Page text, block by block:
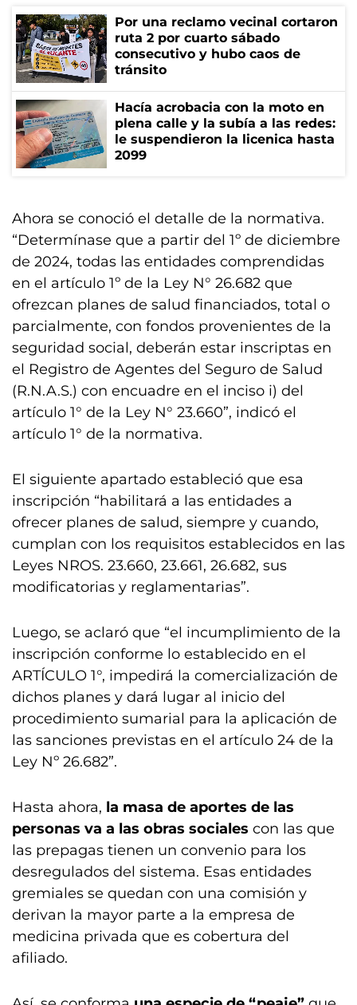
Por una reclamo vecinal cortaron
ruta 2 por cuarto sábado
consecutivo y hubo caos de
tránsito
Hacía acrobacia con la moto en
plena calle y la subía a las redes:
le suspendieron la licenica hasta
2099
Ahora se conoció el detalle de la normativa.
“Determínase que a partir del 1º de diciembre
de 2024, todas las entidades comprendidas
en el artículo 1º de la Ley N° 26.682 que
ofrezcan planes de salud financiados, total o
parcialmente, con fondos provenientes de la
seguridad social, deberán estar inscriptas en
el Registro de Agentes del Seguro de Salud
(R.N.A.S.) con encuadre en el inciso i) del
artículo 1° de la Ley N° 23.660”, indicó el
artículo 1° de la normativa.
El siguiente apartado estableció que esa
inscripción “habilitará a las entidades a
ofrecer planes de salud, siempre y cuando,
cumplan con los requisitos establecidos en las
Leyes NROS. 23.660, 23.661, 26.682, sus
modificatorias y reglamentarias”.
Luego, se aclaró que “el incumplimiento de la
inscripción conforme lo establecido en el
ARTÍCULO 1°, impedirá la comercialización de
dichos planes y dará lugar al inicio del
procedimiento sumarial para la aplicación de
las sanciones previstas en el artículo 24 de la
Ley Nº 26.682”.
Hasta ahora, la masa de aportes de las
personas va a las obras sociales con las que
las prepagas tienen un convenio para los
desregulados del sistema. Esas entidades
gremiales se quedan con una comisión y
derivan la mayor parte a la empresa de
medicina privada que es cobertura del
afiliado.